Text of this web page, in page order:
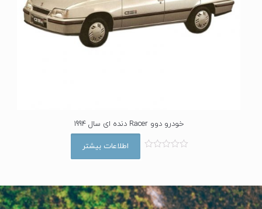
خودرو دوو Racer دنده ای سال 1994
ا
ز
0
اطلاعات بیشتر